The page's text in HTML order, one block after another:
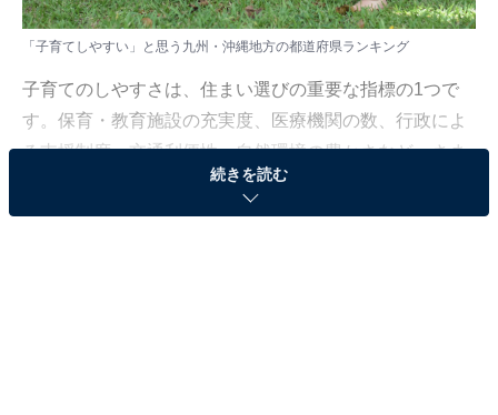
「子育てしやすい」と思う九州・沖縄地方の都道府県ランキング
子育てのしやすさは、住まい選びの重要な指標の1つで
す。保育・教育施設の充実度、医療機関の数、行政によ
る支援制度、交通利便性、自然環境の豊かさなど、さま
ざまな観点から「子育てしやすい」と感じる地域は異な
ります。
続きを読む